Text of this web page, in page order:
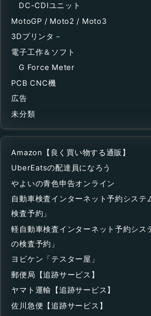
DC-CDIユニット
MotoGP / Moto2 / Moto3
3Dプリンタ－
電子工作＆ソフト
G Force Meter
PCB CNC機
広告
未分類
Amazon【良く買い物する通販】
UberEatsの配達員になろう
やよいの青色申告オンライン
自動車検査インターネット予約システ
検査予約」
軽自動車検査インターネット予約シス
の検査予約」
ヨビケン「テスター屋」
郵便局【追跡サービス】
ヤマト運輸【追跡サービス】
佐川急便【追跡サービス】